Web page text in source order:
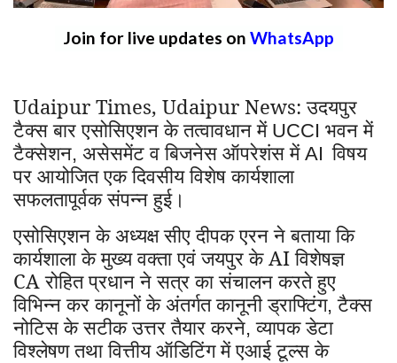
Join for live updates on WhatsApp
Udaipur Times, Udaipur News: उदयपुर
टैक्स बार एसोसिएशन के तत्वावधान में UCCI भवन में
टैक्सेशन, असेसमेंट व बिजनेस ऑपरेशंस में AI विषय
पर आयोजित एक दिवसीय विशेष कार्यशाला
सफलतापूर्वक संपन्न हुई।
एसोसिएशन के अध्यक्ष सीए दीपक एरन ने बताया कि
कार्यशाला के मुख्य वक्ता एवं जयपुर के AI विशेषज्ञ
CA रोहित प्रधान ने सत्र का संचालन करते हुए
विभिन्न कर कानूनों के अंतर्गत कानूनी ड्राफ्टिंग,टैक्स
नोटिस के सटीक उत्तर तैयार करने,व्यापक डेटा
विश्लेषण तथा वित्तीय ऑडिटिंग में एआई टूल्स के